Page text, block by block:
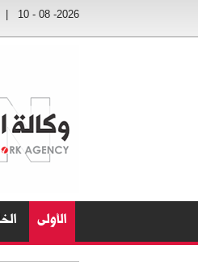
2026- 08 - 10
الأولى